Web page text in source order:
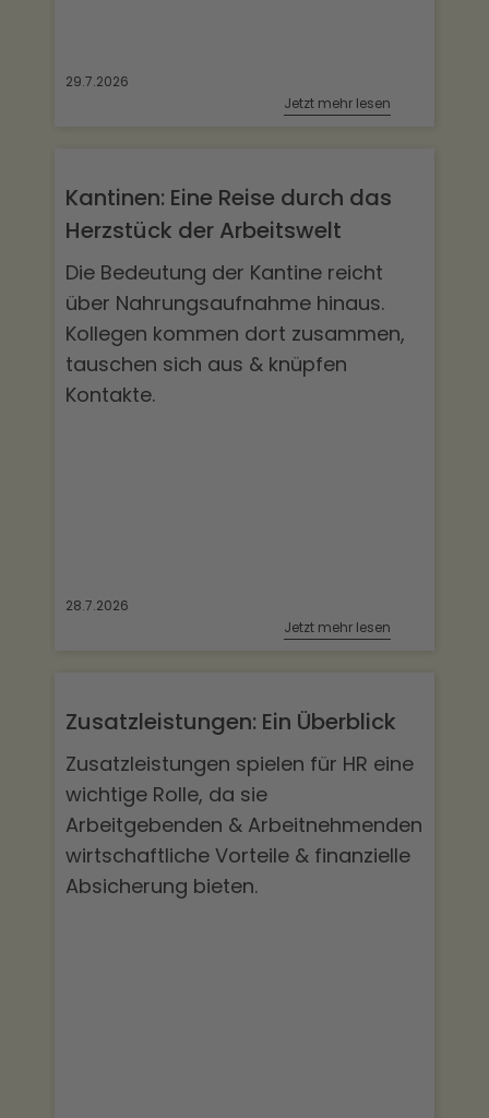
29.7.2026
Jetzt mehr lesen
Kantinen: Eine Reise durch das
Herzstück der Arbeitswelt
Die Bedeutung der Kantine reicht
über Nahrungsaufnahme hinaus.
Kollegen kommen dort zusammen,
tauschen sich aus & knüpfen
Kontakte.
28.7.2026
Jetzt mehr lesen
Zusatzleistungen: Ein Überblick
Zusatzleistungen spielen für HR eine
wichtige Rolle, da sie
Arbeitgebenden & Arbeitnehmenden
wirtschaftliche Vorteile & finanzielle
Absicherung bieten.